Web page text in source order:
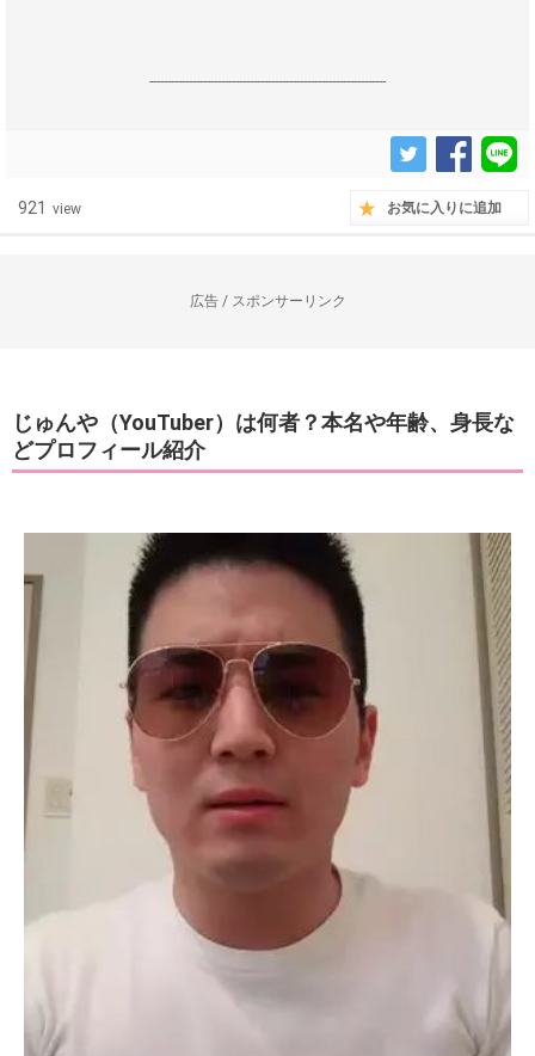
------------------------------------------------------------------
921 view お気に入りに追加
広告 / スポンサーリンク
じゅんや（YouTuber）は何者？本名や年齢、身長な
どプロフィール紹介